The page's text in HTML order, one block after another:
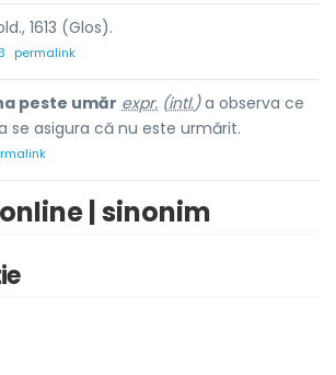
1613 (Glos).
permalink
peste umăr expr. (intl.)a observa ce
se asigura că nu este urmărit.
| sinonim